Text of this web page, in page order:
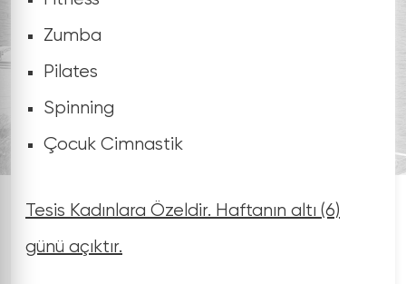
Zumba
Pilates
Spinning
Çocuk Cimnastik
Tesis Kadınlara Özeldir. Haftanın altı (6)
günü açıktır.